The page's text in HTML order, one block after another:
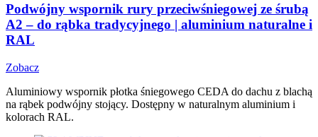
Podwójny wspornik rury przeciwśniegowej ze śrubą
A2 – do rąbka tradycyjnego | aluminium naturalne i
RAL
Zobacz
Aluminiowy wspornik płotka śniegowego CEDA do dachu z blachą
na rąbek podwójny stojący. Dostępny w naturalnym aluminium i
kolorach RAL.